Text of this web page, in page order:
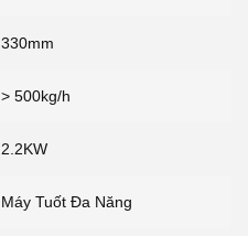
330mm
> 500kg/h
2.2KW
Máy Tuốt Đa Năng